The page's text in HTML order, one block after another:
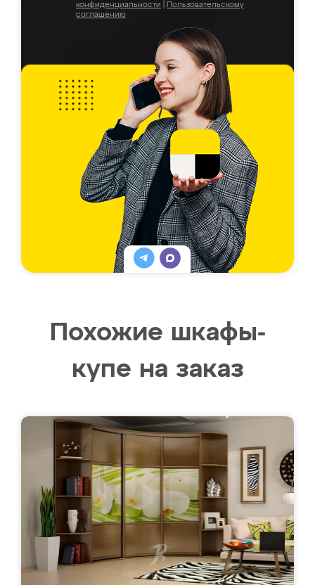
конфиденциальности
Пользовательскому
соглашению
Похожие шкафы-
купе на заказ